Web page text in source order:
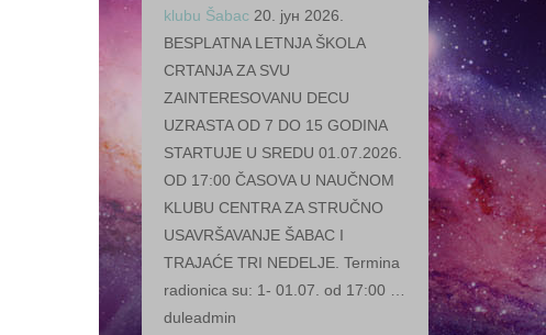
klubu Šabac 20. јун 2026.
BESPLATNA LETNJA ŠKOLA
CRTANJA ZA SVU
ZAINTERESOVANU DECU
UZRASTA OD 7 DO 15 GODINA
STARTUJE U SREDU 01.07.2026.
OD 17:00 ČASOVA U NAUČNOM
KLUBU CENTRA ZA STRUČNO
USAVRŠAVANJE ŠABAC I
TRAJAĆE TRI NEDELJE. Termina
radionica su: 1- 01.07. od 17:00 …
duleadmin